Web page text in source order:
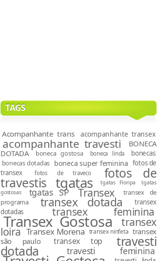
TAGS
Acompanhante trans acompanhante transex
acompanhante travesti
BONECA
DOTADA
boneca gostosa boneca linda
bonecas
bonecas dotadas boneca super feminina fotos de
transex
fotos de traveco fotos de
travestis tgatas tgatas Floripa
tgatas
gostosas
tgatas SP Transex
transex de
programa
transex dotada
transex
dotadas
transex feminina
Transex Gostosa transex
loira Transex Morena transex ninfeta transex
são paulo
transex top travesti
dotada travesti feminina